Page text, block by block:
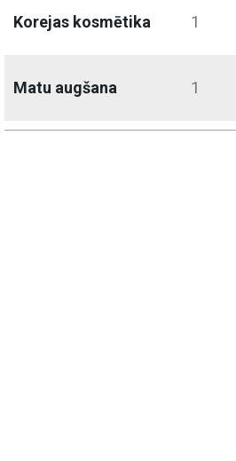
Korejas kosmētika 1
Matu augšana 1